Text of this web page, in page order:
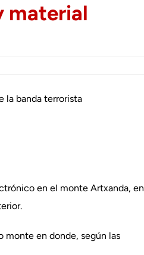
material
la banda terrorista
en el monte Artxanda, en
monte en donde, según las